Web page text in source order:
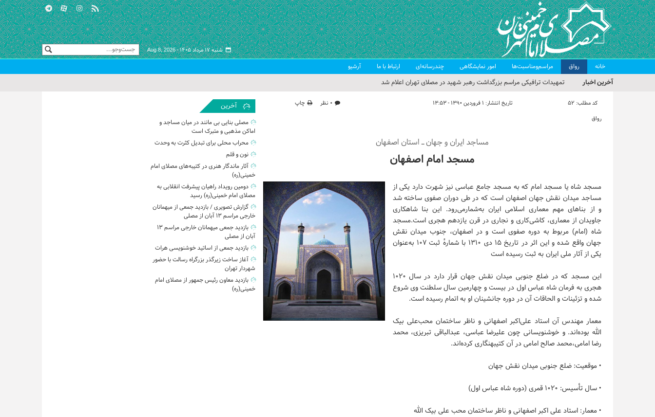
شنبه ۱۷ مرداد ۱۴۰۵ - Aug 8, 2026
خانه رواق مراسم‌ومناسبت‌ها امور نمایشگاهی چندرسانه‌ای ارتباط با ما آرشیو
آخرین اخبار
تمهیدات ترافیکی مراسم بزرگداشت رهبر شهید در مصلای تهران اعلام شد
حجت‌الاسلام حاج علی‌اکبری؛ خطیب این هفته نماز جمعه تهران
گزارش تصویری| مراسم بزرگداشت آقای شهید ایران
کد مطلب: 52 تاریخ انتشار: ۱ فروردین ۱۳۹۰ - ۱۳:۵۳ ۰ نظر
چاپ
رواق
مساجد ایران و جهان ـ استان اصفهان
مسجد امام اصفهان
مسجد شاه یا مسجد امام که به مسجد جامع عباسی نیز شهرت دارد یکی از
مساجد میدان نقش جهان اصفهان است که در طی دوران صفوی ساخته شد
و از بناهای مهم معماری اسلامی ایران به‌شمارمی‌رود. این بنا شاهکاری
جاویدان از معماری، کاشی‌کاری و نجاری در قرن یازدهم هجری است.مسجد
شاه (امام) مربوط به دوره صفوی است و در اصفهان، جنوب میدان نقش
جهان واقع شده و این اثر در تاریخ ۱۵ دی ۱۳۱۰ با شمارهٔ ثبت ۱۰۷ به‌عنوان
یکی از آثار ملی ایران به ثبت رسیده است
این مسجد که در ضلع جنوبی میدان نقش جهان قرار دارد در سال ۱۰۲۰
هجری به فرمان شاه‏ عباس اول در بیست و چهارمین سال سلطنت وی شروع
شده و تزئینات و الحاقات آن در دوره جانشینان او به اتمام رسیده است.
معمار مهندس آن استاد علی‌اکبر اصفهانی و ناظر ساختمان محب‌علی بیک
الله بوده‌اند. و خوشنویسانی چون علیرضا عباسی، عبدالباقی تبریزی، محمد
رضا امامی،محمد صالح امامی در آن کتیبهنگاری کرده‌اند.
• موقعیت: ضلع جنوبی میدان نقش جهان
• سال تأسیس: ۱۰۲۰ قمری (دوره شاه عباس اول)
• معمار: استاد علی اکبر اصفهانی و ناظر ساختمان محب علی بیک الله
آخرین
مصلی بنایی بی مانند در میان مساجد و
اماکن مذهبی و متبرک است
محراب محلی برای تبدیل کثرت به وحدت
نون و قلم
آثار ماندگار هنری در کتیبه‌های مصلای امام
خمینی(ره)
دومین رویداد راهیان پیشرفت انقلابی به
مصلای امام خمینی(ره) رسید
گزارش تصویری / بازدید جمعی از میهمانان
خارجی مراسم ۱۳ آبان از مصلی
بازدید جمعی میهمانان خارجی مراسم ۱۳
آبان از مصلی
بازدید جمعی از اساتید خوشنویسی هرات
آغاز ساخت زیرگذر بزرگراه رسالت با حضور
شهردار تهران
بازدید معاون رئیس جمهور از مصلای امام
خمینی(ره)